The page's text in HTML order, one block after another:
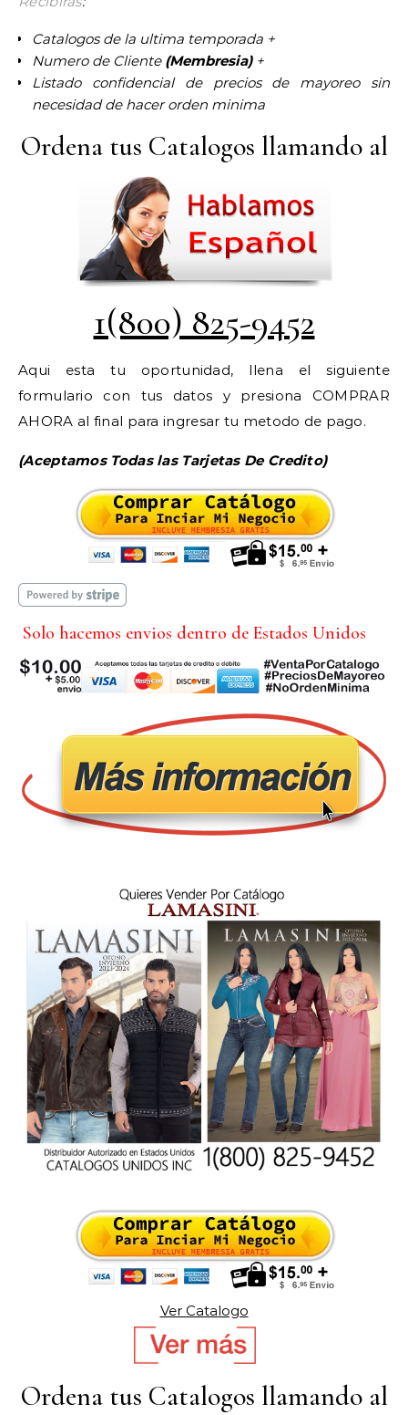
Catalogos de la ultima temporada +
Numero de Cliente (Membresia)+
Listado confidencial de precios de mayoreo sin
necesidad de hacer orden minima
Ordena tus Catalogos llamando al
1(800) 825-9452
Aqui esta tu oportunidad, llena el siguiente
formulario con tus datos y presiona COMPRAR
AHORA al final para ingresar tu metodo de pago.
(Aceptamos Todas las Tarjetas De Credito)
Solo hacemos envios dentro de Estados Unidos
Ver Catalogo
Ordena tus Catalogos llamando al